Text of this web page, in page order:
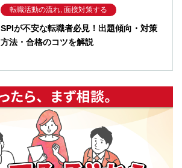
転職活動の流れ, 面接対策する
SPIが不安な転職者必見！出題傾向・対策
方法・合格のコツを解説